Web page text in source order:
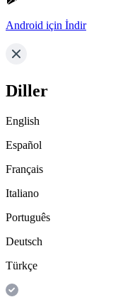
Android için İndir
Diller
English
Español
Français
Italiano
Português
Deutsch
Türkçe